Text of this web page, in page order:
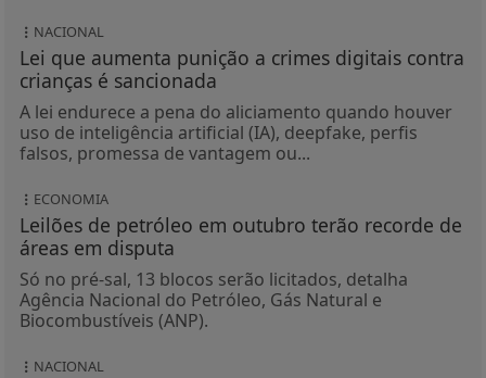
NACIONAL
Lei que aumenta punição a crimes digitais contra
crianças é sancionada
A lei endurece a pena do aliciamento quando houver
uso de inteligência artificial (IA), deepfake, perfis
falsos, promessa de vantagem ou...
ECONOMIA
Leilões de petróleo em outubro terão recorde de
áreas em disputa
Só no pré-sal, 13 blocos serão licitados, detalha
Agência Nacional do Petróleo, Gás Natural e
Biocombustíveis (ANP).
NACIONAL